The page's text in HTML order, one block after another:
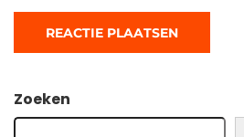
Zoeken